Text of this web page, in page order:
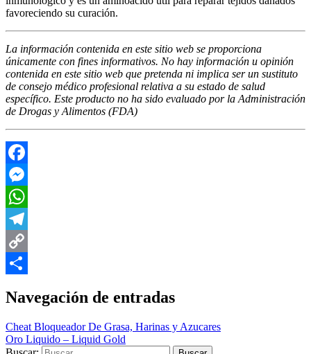
favoreciendo su curación.
La información contenida en este sitio web se proporciona
únicamente con fines informativos. No hay información u opinión
contenida en este sitio web que pretenda ni implica ser un sustituto
de consejo médico profesional relativa a su estado de salud
específico. Este producto no ha sido evaluado por la Administración
de Drogas y Alimentos (FDA)
Facebook
Messenger
WhatsApp
Telegram
Copy
Navegación de entradas
Cheat Bloqueador De Grasa, Harinas y Azucares
Oro Liquido – Liquid Gold